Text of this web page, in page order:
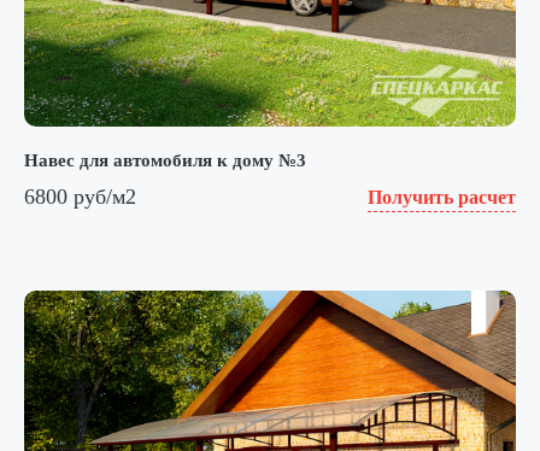
Навес для автомобиля к дому №3
6800 руб/м2 Получить расчет